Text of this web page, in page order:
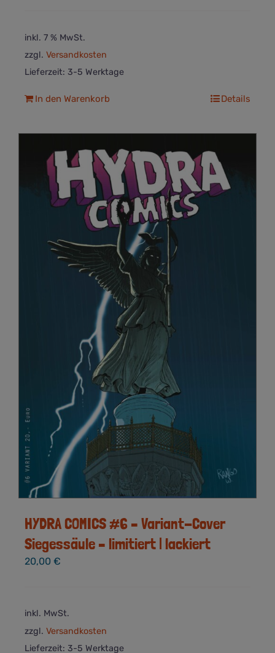
inkl. 7 % MwSt.
zzgl. Versandkosten
Lieferzeit: 3-5 Werktage
In den Warenkorb Details
HYDRA COMICS #6 – Variant-Cover
Siegessäule – limitiert | lackiert
20,00 €
inkl. MwSt.
zzgl. Versandkosten
Lieferzeit: 3-5 Werktage